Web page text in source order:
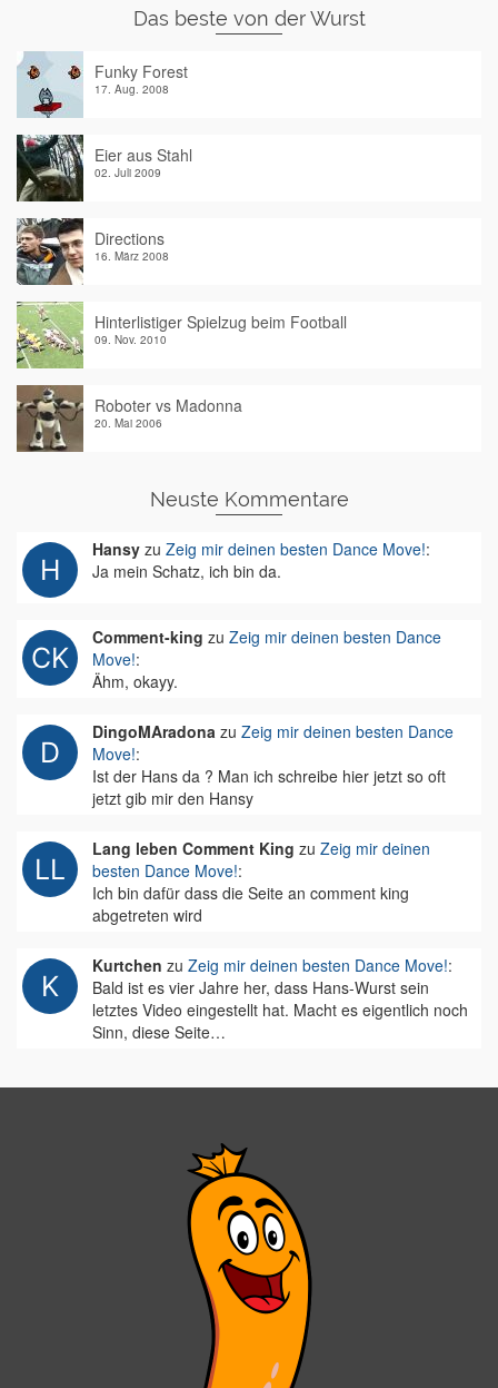
Das beste von der Wurst
Funky Forest
17. Aug. 2008
Eier aus Stahl
02. Juli 2009
Directions
16. März 2008
Hinterlistiger Spielzug beim Football
09. Nov. 2010
Roboter vs Madonna
20. Mai 2006
Neuste Kommentare
Hansy zu Zeig mir deinen besten Dance Move!:
Ja mein Schatz, ich bin da.
Comment-king zu Zeig mir deinen besten Dance
Move!:
Ähm, okayy.
DingoMAradona zu Zeig mir deinen besten Dance
Move!:
Ist der Hans da ? Man ich schreibe hier jetzt so oft
jetzt gib mir den Hansy
Lang leben Comment King zu Zeig mir deinen
besten Dance Move!:
Ich bin dafür dass die Seite an comment king
abgetreten wird
Kurtchen zu Zeig mir deinen besten Dance Move!:
Bald ist es vier Jahre her, dass Hans-Wurst sein
letztes Video eingestellt hat. Macht es eigentlich noch
Sinn, diese Seite…